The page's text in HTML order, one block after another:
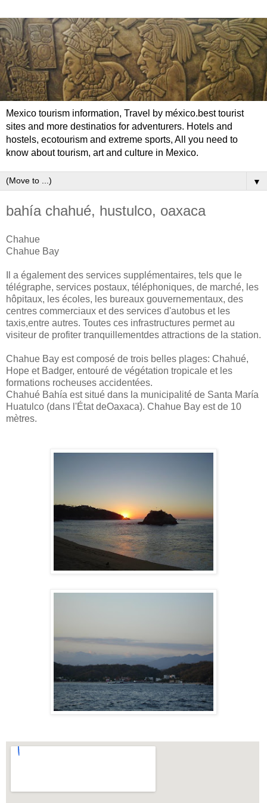
Mexico tourism information, Travel by méxico.best tourist
sites and more destinatios for adventurers. Hotels and
hostels, ecotourism and extreme sports, All you need to
know about tourism, art and culture in Mexico.
▼
bahía chahué, hustulco, oaxaca
Chahue
Chahue Bay
Il a également des services supplémentaires, tels que le
télégraphe, services postaux, téléphoniques, de marché, les
hôpitaux, les écoles, les bureaux gouvernementaux, des
centres commerciaux et des services d'autobus et les
taxis,entre autres. Toutes ces infrastructures permet au
visiteur de profiter tranquillementdes attractions de la station.
Chahue Bay est composé de trois belles plages: Chahué,
Hope et Badger, entouré de végétation tropicale et les
formations rocheuses accidentées.
Chahué Bahía est situé dans la municipalité de Santa María
Huatulco (dans l'État deOaxaca). Chahue Bay est de 10
mètres.